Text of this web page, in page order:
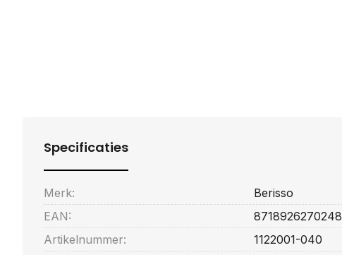
Specificaties
Merk:
Berisso
EAN:
8718926270248
Artikelnummer:
1122001-040